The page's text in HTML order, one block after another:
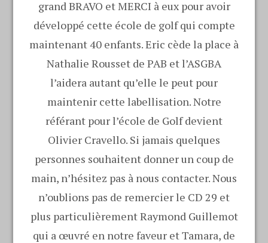
grand BRAVO et MERCI à eux pour avoir
développé cette école de golf qui compte
maintenant 40 enfants. Eric cède la place à
Nathalie Rousset de PAB et l’ASGBA
l’aidera autant qu’elle le peut pour
maintenir cette labellisation. Notre
référant pour l’école de Golf devient
Olivier Cravello. Si jamais quelques
personnes souhaitent donner un coup de
main, n’hésitez pas à nous contacter. Nous
n’oublions pas de remercier le CD 29 et
plus particulièrement Raymond Guillemot
qui a œuvré en notre faveur et Tamara, de